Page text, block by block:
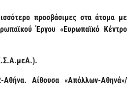
προσβάσιμες στα άτομα με
Έργου «Ευρωπαϊκό Κέντρο
Αθήνα. Αίθουσα «Απόλλων-Αθηνά»/